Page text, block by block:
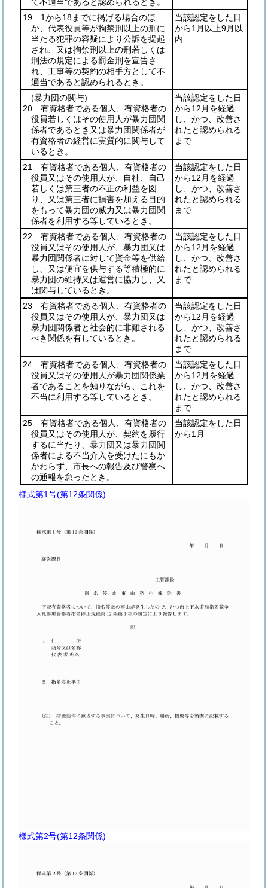
19 1から18までに掲げる場合のほ
か、代表役員等が拘禁刑以上の刑に
当たる犯罪の容疑により公訴を提起
され、又は拘禁刑以上の刑若しくは
刑法の規定による罰金刑を宣告さ
れ、工事等の契約の相手方として不
適当であると認められるとき。
当該認定をした日
から1月以上9月以
内
(暴力団の関与)
20 有資格者である個人、有資格者の
役員若しくはその使用人が暴力団関
係者であるとき又は暴力団関係者が
有資格者の経営に実質的に関与して
いるとき。
当該認定をした日
から12月を経過
し、かつ、改善さ
れたと認められる
まで
21 有資格者である個人、有資格者の
役員又はその使用人が、自社、自己
若しくは第三者の不正の利益を図
り、又は第三者に損害を加える目的
をもって暴力団の威力又は暴力団関
係者を利用する等しているとき。
当該認定をした日
から12月を経過
し、かつ、改善さ
れたと認められる
まで
22 有資格者である個人、有資格者の
役員又はその使用人が、暴力団又は
暴力団関係者に対して資金等を供給
し、又は便宜を供与する等積極的に
暴力団の維持又は運営に協力し、又
は関与しているとき。
当該認定をした日
から12月を経過
し、かつ、改善さ
れたと認められる
まで
23 有資格者である個人、有資格者の
役員又はその使用人が、暴力団又は
暴力団関係者と社会的に非難される
べき関係を有しているとき。
当該認定をした日
から12月を経過
し、かつ、改善さ
れたと認められる
まで
24 有資格者である個人、有資格者の
役員又はその使用人が暴力団関係業
者であることを知りながら、これを
不当に利用する等しているとき。
当該認定をした日
から12月を経過
し、かつ、改善さ
れたと認められる
まで
25 有資格者である個人、有資格者の
役員又はその使用人が、契約を履行
するに当たり、暴力団又は暴力団関
係者による不当介入を受けたにもか
かわらず、市長への報告及び警察へ
の通報を怠ったとき。
当該認定をした日
から1月
様式第1号(第12条関係)
様式第2号(第12条関係)